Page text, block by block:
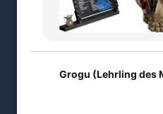
Grogu (Lehrling des